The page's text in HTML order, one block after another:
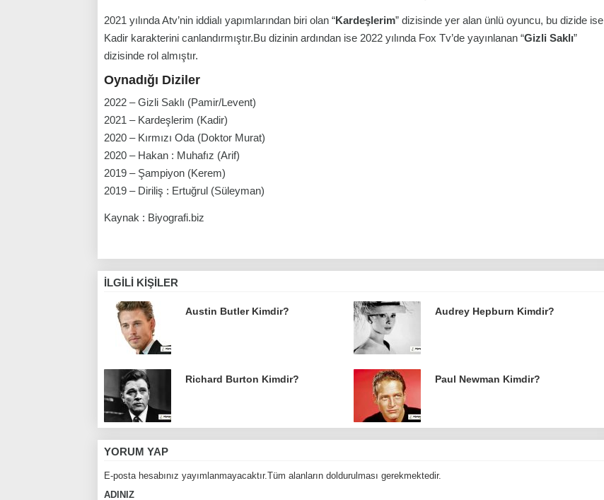
2021 yılında Atv’nin iddialı yapımlarından biri olan “Kardeşlerim” dizisinde yer alan ünlü oyuncu, bu dizide ise
Kadir karakterini canlandırmıştır.Bu dizinin ardından ise 2022 yılında Fox Tv’de yayınlanan “Gizli Saklı”
dizisinde rol almıştır.
Oynadığı Diziler
2022 – Gizli Saklı (Pamir/Levent)
2021 – Kardeşlerim (Kadir)
2020 – Kırmızı Oda (Doktor Murat)
2020 – Hakan : Muhafız (Arif)
2019 – Şampiyon (Kerem)
2019 – Diriliş : Ertuğrul (Süleyman)
Kaynak : Biyografi.biz
İLGILI KIŞILER
Austin Butler Kimdir? Audrey Hepburn Kimdir?
Richard Burton Kimdir? Paul Newman Kimdir?
YORUM YAP
E-posta hesabınız yayımlanmayacaktır.Tüm alanların doldurulması gerekmektedir.
ADINIZ